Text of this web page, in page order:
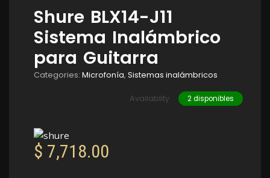
Shure BLX14-J11
Sistema Inalámbrico
para Guitarra
Categories: Microfonía, Sistemas inalámbricos
Availablity 2 disponibles
$ 7,718.00